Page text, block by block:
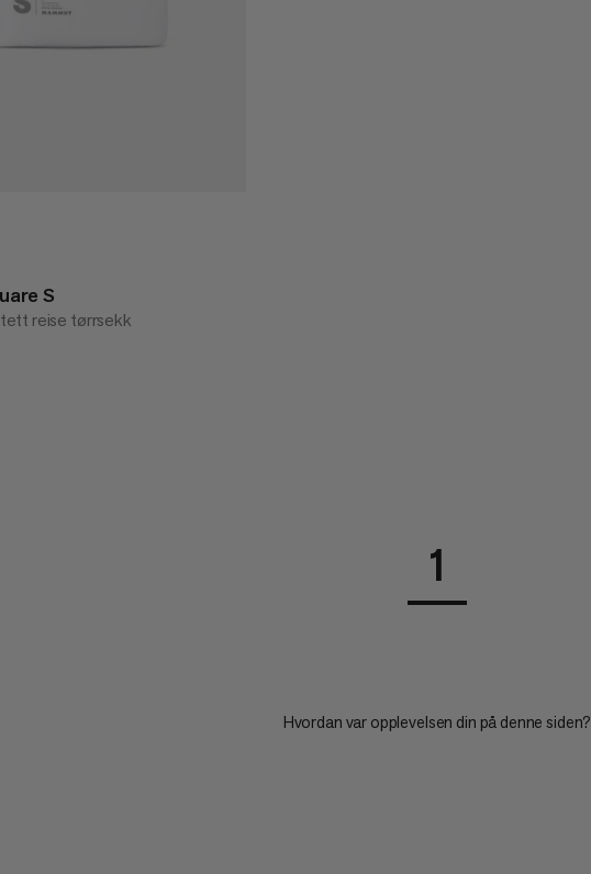
S
reise tørrsekk
1
Hvordan var opplevelsen din på denne siden?